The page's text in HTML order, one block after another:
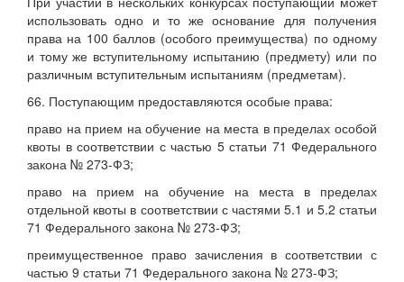
использовать одно и то же основание для получения
права на 100 баллов (особого преимущества) по одному
и тому же вступительному испытанию (предмету) или по
различным вступительным испытаниям (предметам).
66. Поступающим предоставляются особые права:
право на прием на обучение на места в пределах особой
квоты в соответствии с частью 5 статьи 71 Федерального
закона № 273-ФЗ;
право на прием на обучение на места в пределах
отдельной квоты в соответствии с частями 5.1 и 5.2 статьи
71 Федерального закона № 273-ФЗ;
преимущественное право зачисления в соответствии с
частью 9 статьи 71 Федерального закона № 273-ФЗ;